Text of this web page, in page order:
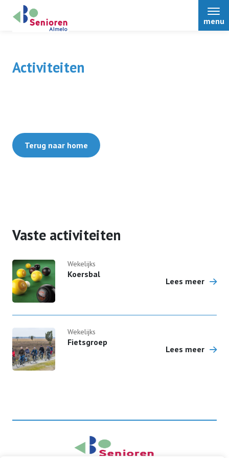
menu
Nieuws
Contact
Lid worden
Activiteiten
Terug naar home
Vaste activiteiten
Wekelijks
Koersbal
Lees meer
Wekelijks
Fietsgroep
Lees meer